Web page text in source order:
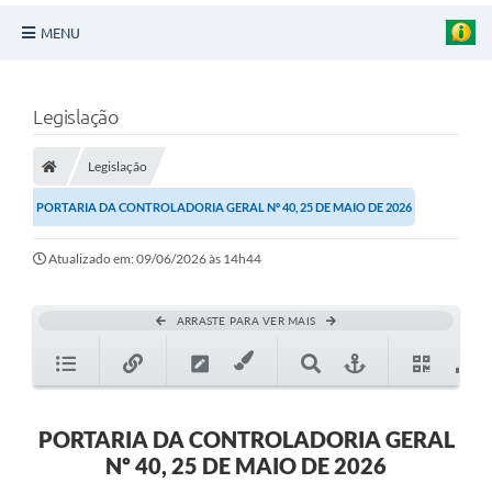
MENU
Sobre a Cidade
Turismo
Transparência
Editais
Procuradoria Jurídica - Consultoria Administrativa
Serviços da Secretaria Municipal de Fazenda
Controle Interno
Legislação
Legislação
PORTARIA DA CONTROLADORIA GERAL Nº 40, 25 DE MAIO DE 2026
Atualizado em: 09/06/2026 às 14h44
ARRASTE PARA VER MAIS
PORTARIA DA CONTROLADORIA GERAL
Nº 40, 25 DE MAIO DE 2026